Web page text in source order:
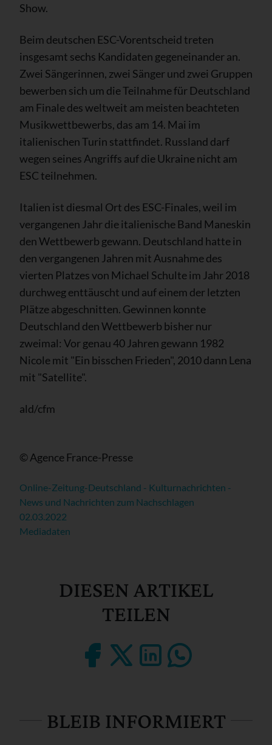
Show.
Beim deutschen ESC-Vorentscheid treten
insgesamt sechs Kandidaten gegeneinander an.
Zwei Sängerinnen, zwei Sänger und zwei Gruppen
bewerben sich um die Teilnahme für Deutschland
am Finale des weltweit am meisten beachteten
Musikwettbewerbs, das am 14. Mai im
italienischen Turin stattfindet. Russland darf
wegen seines Angriffs auf die Ukraine nicht am
ESC teilnehmen.
Italien ist diesmal Ort des ESC-Finales, weil im
vergangenen Jahr die italienische Band Maneskin
den Wettbewerb gewann. Deutschland hatte in
den vergangenen Jahren mit Ausnahme des
vierten Platzes von Michael Schulte im Jahr 2018
durchweg enttäuscht und auf einem der letzten
Plätze abgeschnitten. Gewinnen konnte
Deutschland den Wettbewerb bisher nur
zweimal: Vor genau 40 Jahren gewann 1982
Nicole mit "Ein bisschen Frieden", 2010 dann Lena
mit "Satellite".
ald/cfm
© Agence France-Presse
Online-Zeitung-Deutschland - Kulturnachrichten -
News und Nachrichten zum Nachschlagen
02.03.2022
Mediadaten
DIESEN ARTIKEL
TEILEN
BLEIB INFORMIERT